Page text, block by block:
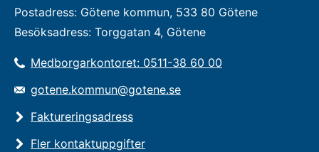
Postadress: Götene kommun, 533 80 Götene
Besöksadress: Torggatan 4, Götene
Medborgarkontoret: 0511-38 60 00
gotene.kommun@gotene.se
Faktureringsadress
Fler kontaktuppgifter